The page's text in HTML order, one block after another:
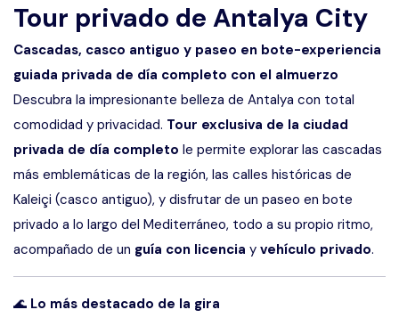
Tour privado de Antalya City
Cascadas, casco antiguo y paseo en bote-experiencia
guiada privada de día completo con el almuerzo
Descubra la impresionante belleza de Antalya con total
comodidad y privacidad. Tour exclusiva de la ciudad
privada de día completo le permite explorar las cascadas
más emblemáticas de la región, las calles históricas de
Kaleiçi (casco antiguo), y disfrutar de un paseo en bote
privado a lo largo del Mediterráneo, todo a su propio ritmo,
acompañado de un guía con licencia y vehículo privado.
🌊 Lo más destacado de la gira